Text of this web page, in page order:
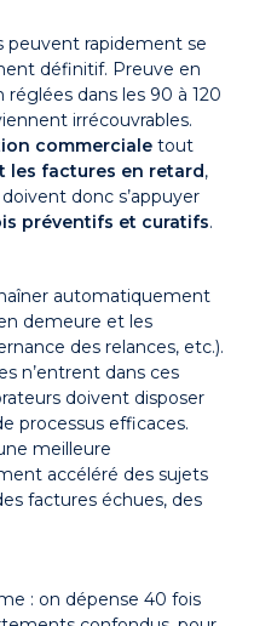
peuvent rapidement se
définitif. Preuve en
dans les 90 à 120
irrécouvrables.
commerciale tout
les factures en retard,
donc s’appuyer
préventifs et curatifs.
automatiquement
demeure et les
des relances, etc.).
n’entrent dans ces
doivent disposer
processus efficaces.
meilleure
accéléré des sujets
factures échues, des
: on dépense 40 fois